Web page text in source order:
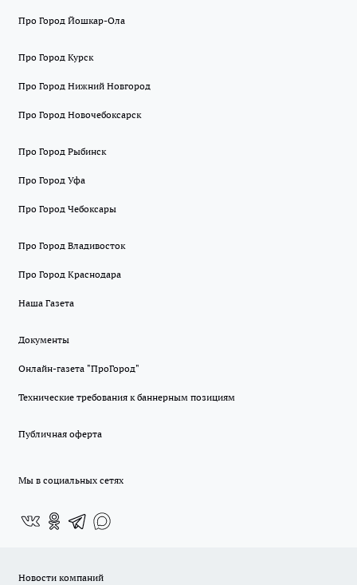
Про Город Йошкар-Ола
Про Город Курск
Про Город Нижний Новгород
Про Город Новочебоксарск
Про Город Рыбинск
Про Город Уфа
Про Город Чебоксары
Про Город Владивосток
Про Город Краснодара
Наша Газета
Документы
Онлайн-газета "ПроГород"
Технические требования к баннерным позициям
Публичная оферта
Мы в социальных сетях
Новости компаний